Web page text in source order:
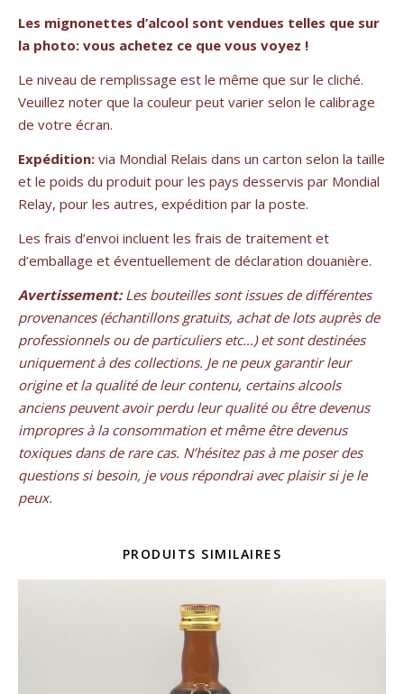
Les mignonettes d’alcool sont vendues telles que sur
la photo: vous achetez ce que vous voyez !
Le niveau de remplissage est le même que sur le cliché.
Veuillez noter que la couleur peut varier selon le calibrage
de votre écran.
Expédition: via Mondial Relais dans un carton selon la taille
et le poids du produit pour les pays desservis par Mondial
Relay, pour les autres, expédition par la poste.
Les frais d’envoi incluent les frais de traitement et
d’emballage et éventuellement de déclaration douanière.
Avertissement:Les bouteilles sont issues de différentes
provenances (échantillons gratuits, achat de lots auprès de
professionnels ou de particuliers etc…) et sont destinées
uniquement à des collections. Je ne peux garantir leur
origine et la qualité de leur contenu, certains alcools
anciens peuvent avoir perdu leur qualité ou être devenus
impropres à la consommation et même être devenus
toxiques dans de rare cas. N’hésitez pas à me poser des
questions si besoin, je vous répondrai avec plaisir si je le
peux.
PRODUITS SIMILAIRES